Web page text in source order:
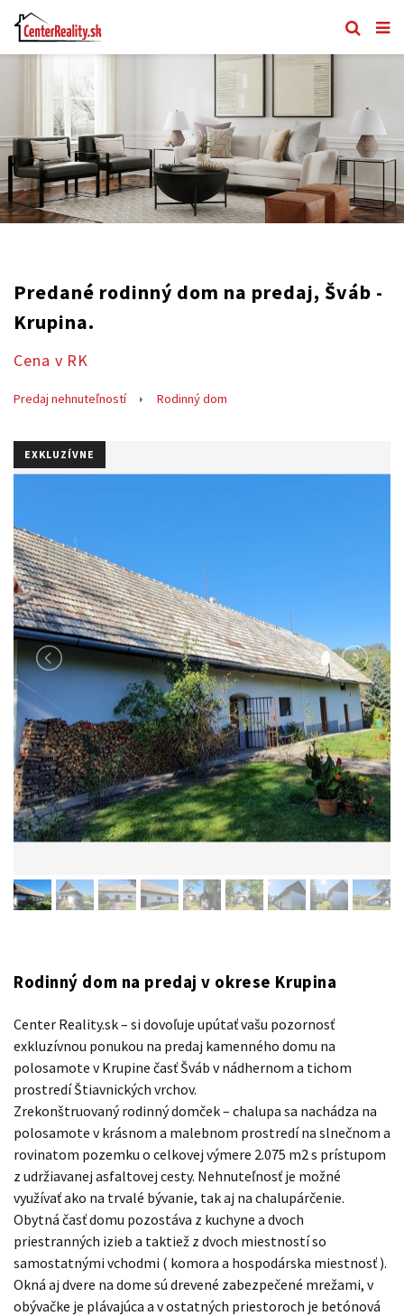
Predané rodinný dom na predaj, Šváb -
Krupina.
Cena v RK
Predaj nehnuteľností Rodinný dom
EXKLUZÍVNE
Rodinný dom na predaj v okrese Krupina
Center Reality.sk – si dovoľuje upútať vašu pozornosť
exkluzívnou ponukou na predaj kamenného domu na
polosamote v Krupine časť Šváb v nádhernom a tichom
prostredí Štiavnických vrchov.
Zrekonštruovaný rodinný domček – chalupa sa nachádza na
polosamote v krásnom a malebnom prostredí na slnečnom a
rovinatom pozemku o celkovej výmere 2.075 m2 s prístupom
z udržiavanej asfaltovej cesty. Nehnuteľnosť je možné
využívať ako na trvalé bývanie, tak aj na chalupárčenie.
Obytná časť domu pozostáva z kuchyne a dvoch
priestranných izieb a taktiež z dvoch miestností so
samostatnými vchodmi ( komora a hospodárska miestnosť ).
Okná aj dvere na dome sú drevené zabezpečené mrežami, v
obývačke je plávajúca a v ostatných priestoroch je betónová